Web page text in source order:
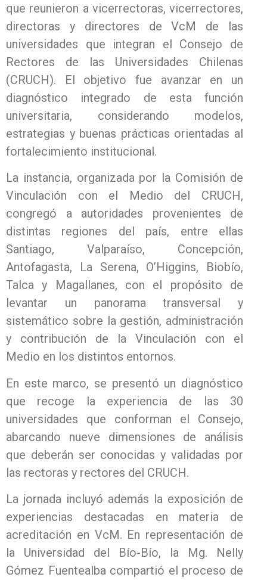
que reunieron a vicerrectoras, vicerrectores,
directoras y directores de VcM de las
universidades que integran el Consejo de
Rectores de las Universidades Chilenas
(CRUCH). El objetivo fue avanzar en un
diagnóstico integrado de esta función
universitaria, considerando modelos,
estrategias y buenas prácticas orientadas al
fortalecimiento institucional.
La instancia, organizada por la Comisión de
Vinculación con el Medio del CRUCH,
congregó a autoridades provenientes de
distintas regiones del país, entre ellas
Santiago, Valparaíso, Concepción,
Antofagasta, La Serena, O’Higgins, Biobío,
Talca y Magallanes, con el propósito de
levantar un panorama transversal y
sistemático sobre la gestión, administración
y contribución de la Vinculación con el
Medio en los distintos entornos.
En este marco, se presentó un diagnóstico
que recoge la experiencia de las 30
universidades que conforman el Consejo,
abarcando nueve dimensiones de análisis
que deberán ser conocidas y validadas por
las rectoras y rectores del CRUCH.
La jornada incluyó además la exposición de
experiencias destacadas en materia de
acreditación en VcM. En representación de
la Universidad del Bío-Bío, la Mg. Nelly
Gómez Fuentealba compartió el proceso de